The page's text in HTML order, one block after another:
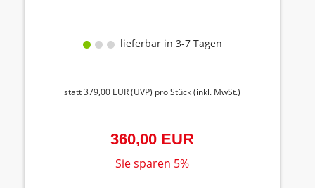
lieferbar in 3-7 Tagen
statt379,00 EUR(UVP) pro Stück (inkl. MwSt.)
360,00 EUR
Sie sparen 5%